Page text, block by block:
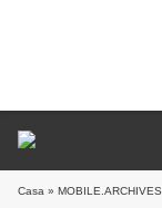
Casa » MOBILE.ARCHIVES